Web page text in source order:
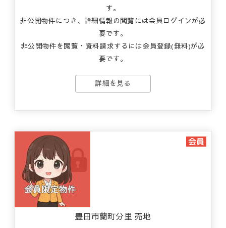
す。
非公開物件につき、詳細情報の閲覧には会員ログインが必
要です。
非公開物件を閲覧・資料請求するには会員登録(無料)が必
要です。
詳細を見る
豊田市蘭町分里 売地